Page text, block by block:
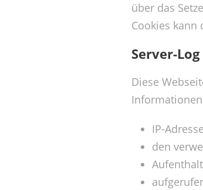
über das
Cookies kann
Server-
Diese
IP-
den